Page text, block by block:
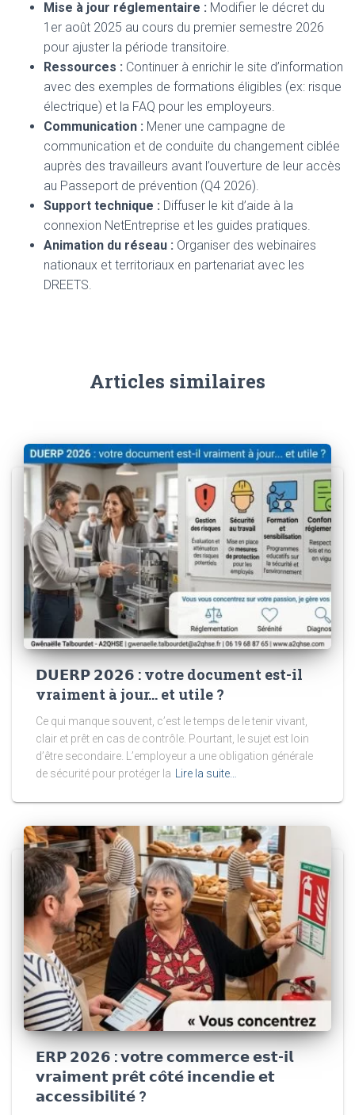
Mise à jour réglementaire : Modifier le décret du
1er août 2025 au cours du premier semestre 2026
pour ajuster la période transitoire.
Ressources : Continuer à enrichir le site d’information
avec des exemples de formations éligibles (ex: risque
électrique) et la FAQ pour les employeurs.
Communication : Mener une campagne de
communication et de conduite du changement ciblée
auprès des travailleurs avant l’ouverture de leur accès
au Passeport de prévention (Q4 2026).
Support technique : Diffuser le kit d’aide à la
connexion NetEntreprise et les guides pratiques.
Animation du réseau : Organiser des webinaires
nationaux et territoriaux en partenariat avec les
DREETS.
Articles similaires
𝗗𝗨𝗘𝗥𝗣 𝟮𝟬𝟮𝟲 : votre document est-il
vraiment à jour… et utile ?
Ce qui manque souvent, c’est le temps de le tenir vivant,
clair et prêt en cas de contrôle. Pourtant, le sujet est loin
d’être secondaire. L’employeur a une obligation générale
de sécurité pour protéger la
Lire la suite…
𝗘𝗥𝗣 𝟮𝟬𝟮𝟲 : 𝘃𝗼𝘁𝗿𝗲 𝗰𝗼𝗺𝗺𝗲𝗿𝗰𝗲 𝗲𝘀𝘁-𝗶𝗹
𝘃𝗿𝗮𝗶𝗺𝗲𝗻𝘁 𝗽𝗿𝗲̂𝘁 𝗰𝗼̂𝘁𝗲́ 𝗶𝗻𝗰𝗲𝗻𝗱𝗶𝗲 𝗲𝘁
𝗮𝗰𝗰𝗲𝘀𝘀𝗶𝗯𝗶𝗹𝗶𝘁𝗲́ ?